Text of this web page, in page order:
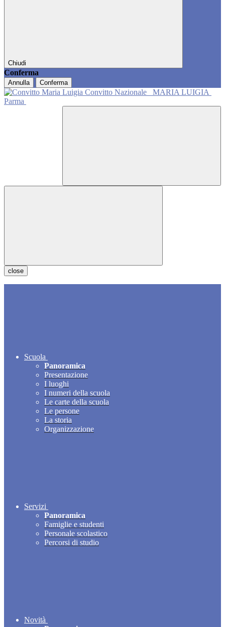
Chiudi
Conferma
Annulla Conferma
Convitto Nazionale
MARIA LUIGIA
Parma
close
Scuola
Panoramica
Presentazione
I luoghi
I numeri della scuola
Le carte della scuola
Le persone
La storia
Organizzazione
Servizi
Panoramica
Famiglie e studenti
Personale scolastico
Percorsi di studio
Novità